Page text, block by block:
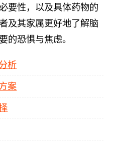
要性，以及具体药物的
及其家属更好地了解脑
的恐惧与焦虑。
析
案